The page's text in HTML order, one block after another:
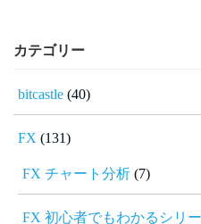
カテゴリー
bitcastle (40)
FX (131)
FX チャート分析 (7)
FX 初心者でもわかるシリ